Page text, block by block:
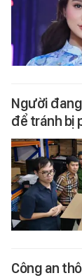
Người
để tránh bị
Công an